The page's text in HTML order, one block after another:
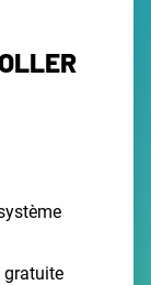
gratuite